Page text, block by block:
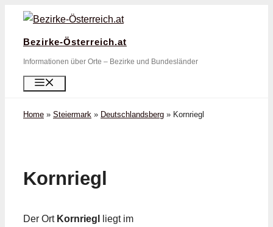
Zum
springen
Bezirke-Österreich.at
Informationen über Orte – Bezirke und Bundesländer
Home » Steiermark » Deutschlandsberg » Kornriegl
Kornriegl
Der Ort Kornriegl
liegt im